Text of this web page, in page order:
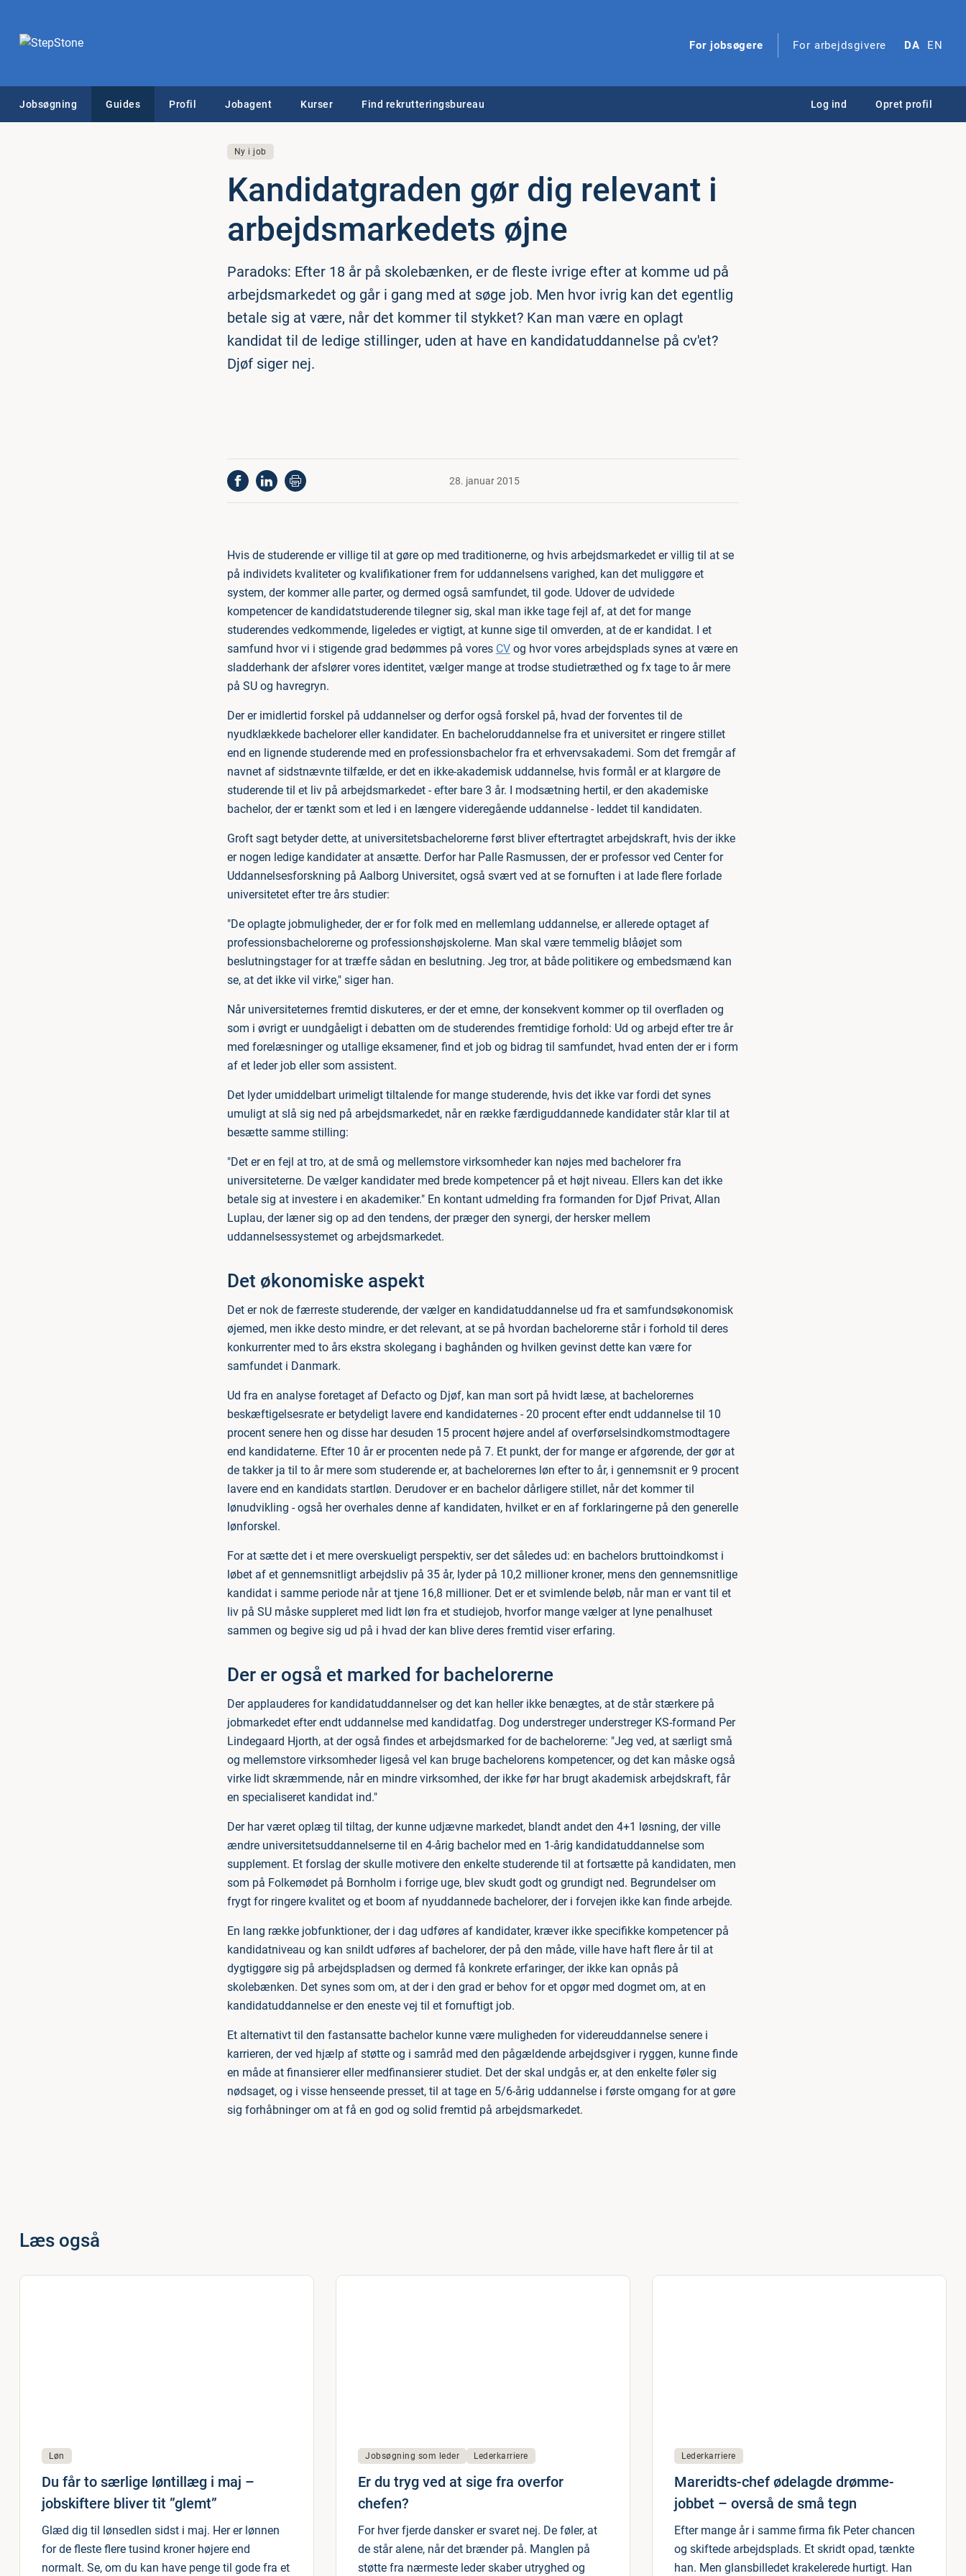
For jobsøgere For arbejdsgivere DA EN
Jobsøgning Guides Profil Jobagent Kurser Find rekrutteringsbureau Log ind Opret profil
Ny i job
Kan­di­dat­gra­den gør dig relevant i
ar­bejds­mar­ke­dets øjne
Paradoks: Efter 18 år på skolebænken, er de fleste ivrige efter at komme ud på
arbejdsmarkedet og går i gang med at søge job. Men hvor ivrig kan det egentlig
betale sig at være, når det kommer til stykket? Kan man være en oplagt
kandidat til de ledige stillinger, uden at have en kandidatuddannelse på cv'et?
Djøf siger nej.
28. januar 2015
Hvis de studerende er villige til at gøre op med traditionerne, og hvis arbejdsmarkedet er villig til at se
på individets kvaliteter og kvalifikationer frem for uddannelsens varighed, kan det muliggøre et
system, der kommer alle parter, og dermed også samfundet, til gode. Udover de udvidede
kompetencer de kandidatstuderende tilegner sig, skal man ikke tage fejl af, at det for mange
studerendes vedkommende, ligeledes er vigtigt, at kunne sige til omverden, at de er kandidat. I et
samfund hvor vi i stigende grad bedømmes på vores CVog hvor vores arbejdsplads synes at være en
sladderhank der afslører vores identitet, vælger mange at trodse studietræthed og fx tage to år mere
på SU og havregryn.
Der er imidlertid forskel på uddannelser og derfor også forskel på, hvad der forventes til de
nyudklækkede bachelorer eller kandidater. En bacheloruddannelse fra et universitet er ringere stillet
end en lignende studerende med en professionsbachelor fra et erhvervsakademi. Som det fremgår af
navnet af sidstnævnte tilfælde, er det en ikke-akademisk uddannelse, hvis formål er at klargøre de
studerende til et liv på arbejdsmarkedet - efter bare 3 år. I modsætning hertil, er den akademiske
bachelor, der er tænkt som et led i en længere videregående uddannelse - leddet til kandidaten.
Groft sagt betyder dette, at universitetsbachelorerne først bliver eftertragtet arbejdskraft, hvis der ikke
er nogen ledige kandidater at ansætte. Derfor har Palle Rasmussen, der er professor ved Center for
Uddannelsesforskning på Aalborg Universitet, også svært ved at se fornuften i at lade flere forlade
universitetet efter tre års studier:
"De oplagte jobmuligheder, der er for folk med en mellemlang uddannelse, er allerede optaget af
professionsbachelorerne og professionshøjskolerne. Man skal være temmelig blåøjet som
beslutningstager for at træffe sådan en beslutning. Jeg tror, at både politikere og embedsmænd kan
se, at det ikke vil virke," siger han.
Når universiteternes fremtid diskuteres, er der et emne, der konsekvent kommer op til overfladen og
som i øvrigt er uundgåeligt i debatten om de studerendes fremtidige forhold: Ud og arbejd efter tre år
med forelæsninger og utallige eksamener, find et job og bidrag til samfundet, hvad enten der er i form
af et leder job eller som assistent.
Det lyder umiddelbart urimeligt tiltalende for mange studerende, hvis det ikke var fordi det synes
umuligt at slå sig ned på arbejdsmarkedet, når en række færdiguddannede kandidater står klar til at
besætte samme stilling:
"Det er en fejl at tro, at de små og mellemstore virksomheder kan nøjes med bachelorer fra
universiteterne. De vælger kandidater med brede kompetencer på et højt niveau. Ellers kan det ikke
betale sig at investere i en akademiker." En kontant udmelding fra formanden for Djøf Privat, Allan
Luplau, der læner sig op ad den tendens, der præger den synergi, der hersker mellem
uddannelsessystemet og arbejdsmarkedet.
Det økonomiske aspekt
Det er nok de færreste studerende, der vælger en kandidatuddannelse ud fra et samfundsøkonomisk
øjemed, men ikke desto mindre, er det relevant, at se på hvordan bachelorerne står i forhold til deres
konkurrenter med to års ekstra skolegang i baghånden og hvilken gevinst dette kan være for
samfundet i Danmark.
Ud fra en analyse foretaget af Defacto og Djøf, kan man sort på hvidt læse, at bachelorernes
beskæftigelsesrate er betydeligt lavere end kandidaternes - 20 procent efter endt uddannelse til 10
procent senere hen og disse har desuden 15 procent højere andel af overførselsindkomstmodtagere
end kandidaterne. Efter 10 år er procenten nede på 7. Et punkt, der for mange er afgørende, der gør at
de takker ja til to år mere som studerende er, at bachelorernes løn efter to år, i gennemsnit er 9 procent
lavere end en kandidats startløn. Derudover er en bachelor dårligere stillet, når det kommer til
lønudvikling - også her overhales denne af kandidaten, hvilket er en af forklaringerne på den generelle
lønforskel.
For at sætte det i et mere overskueligt perspektiv, ser det således ud: en bachelors bruttoindkomst i
løbet af et gennemsnitligt arbejdsliv på 35 år, lyder på 10,2 millioner kroner, mens den gennemsnitlige
kandidat i samme periode når at tjene 16,8 millioner. Det er et svimlende beløb, når man er vant til et
liv på SU måske suppleret med lidt løn fra et studiejob, hvorfor mange vælger at lyne penalhuset
sammen og begive sig ud på i hvad der kan blive deres fremtid viser erfaring.
Der er også et marked for bachelorerne
Der applauderes for kandidatuddannelser og det kan heller ikke benægtes, at de står stærkere på
jobmarkedet efter endt uddannelse med kandidatfag. Dog understreger understreger KS-formand Per
Lindegaard Hjorth, at der også findes et arbejdsmarked for de bachelorerne: "Jeg ved, at særligt små
og mellemstore virksomheder ligeså vel kan bruge bachelorens kompetencer, og det kan måske også
virke lidt skræmmende, når en mindre virksomhed, der ikke før har brugt akademisk arbejdskraft, får
en specialiseret kandidat ind."
Der har været oplæg til tiltag, der kunne udjævne markedet, blandt andet den 4+1 løsning, der ville
ændre universitetsuddannelserne til en 4-årig bachelor med en 1-årig kandidatuddannelse som
supplement. Et forslag der skulle motivere den enkelte studerende til at fortsætte på kandidaten, men
som på Folkemødet på Bornholm i forrige uge, blev skudt godt og grundigt ned. Begrundelser om
frygt for ringere kvalitet og et boom af nyuddannede bachelorer, der i forvejen ikke kan finde arbejde.
En lang række jobfunktioner, der i dag udføres af kandidater, kræver ikke specifikke kompetencer på
kandidatniveau og kan snildt udføres af bachelorer, der på den måde, ville have haft flere år til at
dygtiggøre sig på arbejdspladsen og dermed få konkrete erfaringer, der ikke kan opnås på
skolebænken. Det synes som om, at der i den grad er behov for et opgør med dogmet om, at en
kandidatuddannelse er den eneste vej til et fornuftigt job.
Et alternativt til den fastansatte bachelor kunne være muligheden for videreuddannelse senere i
karrieren, der ved hjælp af støtte og i samråd med den pågældende arbejdsgiver i ryggen, kunne finde
en måde at finansierer eller medfinansierer studiet. Det der skal undgås er, at den enkelte føler sig
nødsaget, og i visse henseende presset, til at tage en 5/6-årig uddannelse i første omgang for at gøre
sig forhåbninger om at få en god og solid fremtid på arbejdsmarkedet.
Læs også
Løn
Du får to særlige løntillæg i maj –
jobskiftere bliver tit ”glemt”
Glæd dig til lønsedlen sidst i maj. Her er lønnen
for de fleste flere tusind kroner højere end
normalt. Se, om du kan have penge til gode fra et
Jobsøgning som leder Lederkarriere
Er du tryg ved at sige fra overfor
chefen?
For hver fjerde dansker er svaret nej. De føler, at
de står alene, når det brænder på. Manglen på
støtte fra nærmeste leder skaber utryghed og
Lederkarriere
Mareridts-chef ødelagde drømme-
jobbet – overså de små tegn
Efter mange år i samme firma fik Peter chancen
og skiftede arbejdsplads. Et skridt opad, tænkte
han. Men glansbilledet krakelerede hurtigt. Han